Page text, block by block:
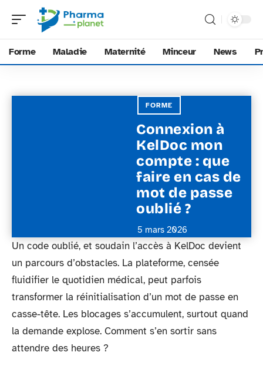
Forme Maladie Maternité Minceur News
FORME
Connexion à
KelDoc mon
compte : que
faire en cas de
mot de passe
oublié ?
5 mars 2026
Un code oublié, et soudain l’accès à KelDoc devient
un parcours d’obstacles. La plateforme, censée
fluidifier le quotidien médical, peut parfois
transformer la réinitialisation d’un mot de passe en
casse-tête. Les blocages s’accumulent, surtout quand
la demande explose. Comment s’en sortir sans
attendre des heures ?